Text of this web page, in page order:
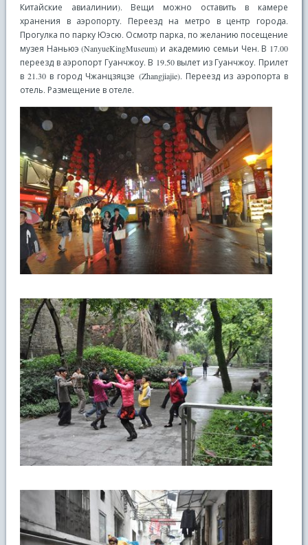
Китайские авиалинии). Вещи можно оставить в камере
хранения в аэропорту. Переезд на метро в центр города.
Прогулка по парку Юэсю. Осмотр парка, по желанию посещение
музея Наньюэ (NanyueKingMuseum) и академию семьи Чен. В 17.00
переезд в аэропорт Гуанчжоу. В 19.50 вылет из Гуанчжоу. Прилет
в 21.30 в город Чжанцзяцзе (Zhangjiajie). Переезд из аэропорта в
отель. Размещение в отеле.